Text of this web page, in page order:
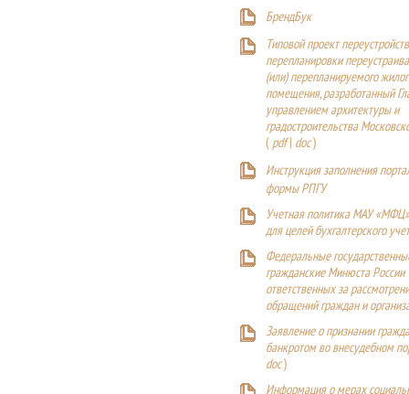
БрендБук
Типовой проект
перепланировки
(или) перепланируемого
помещения, разработанный
управлением архитектуры и
градостроительства
(pdf| doc)
Инструкция заполнения
формы РПГУ
Учетная политика МАУ
для целей бухгалтерского
Федеральные
гражданские Минюста России
ответственных за
обращений граждан и
Заявление о признании
банкротом во внесудебном
doc)